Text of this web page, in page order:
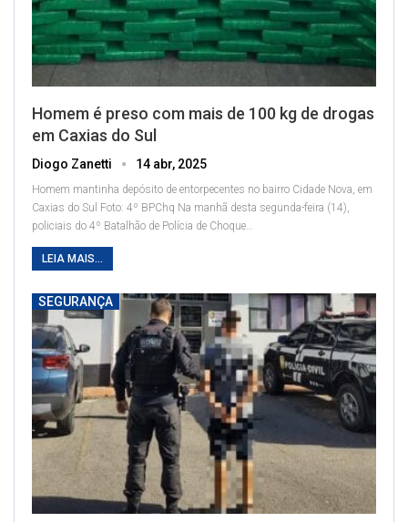
Homem é preso com mais de 100 kg de drogas
em Caxias do Sul
Diogo Zanetti 14 abr, 2025
Homem mantinha depósito de entorpecentes no bairro Cidade Nova, em
Caxias do Sul Foto: 4º BPChq Na manhã desta segunda-feira (14),
policiais do 4º Batalhão de Polícia de Choque…
LEIA MAIS...
SEGURANÇA